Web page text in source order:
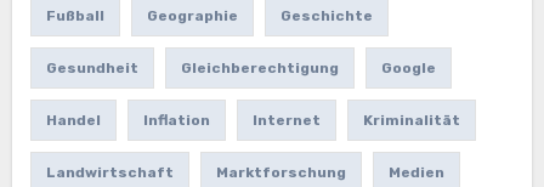
Fußball Geographie Geschichte
Gesundheit Gleichberechtigung Google
Handel Inflation Internet Kriminalität
Landwirtschaft Marktforschung Medien